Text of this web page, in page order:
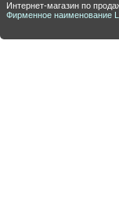
Интернет-магазин по
Фирменное наименование